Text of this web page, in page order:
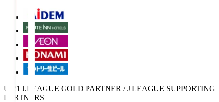
U-21 J.LEAGUE GOLD PARTNER / J.LEAGUE SUPPORTING
PARTNERS